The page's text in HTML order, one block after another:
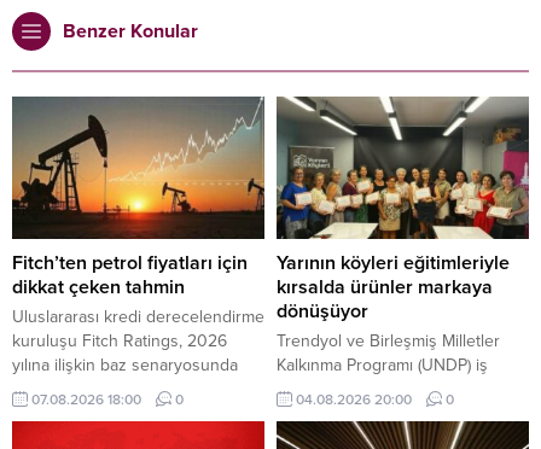
Benzer Konular
Fitch’ten petrol fiyatları için
dikkat çeken tahmin
Uluslararası kredi derecelendirme
kuruluşu Fitch Ratings, 2026
yılına ilişkin baz senaryosunda
Brent petrolün ortalama varil
fiyatının 87 dolar seviyesinde
07.08.2026 18:00 0
Yarının köyleri eğitimleriyle
kırsalda ürünler markaya
dönüşüyor
Trendyol ve Birleşmiş Milletler
Kalkınma Programı (UNDP) iş
birliğinde yürütülen Yarının
Köyleri Projesi kapsamında,
kırsaldaki üretici, kooperatif ve
04.08.2026 20:00 0